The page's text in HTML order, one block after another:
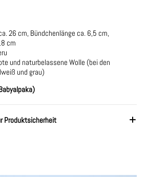
26 cm, Bündchenlänge ca. 6,5 cm,
cm
und naturbelassene Wolle (bei den
und grau)
Produktsicherheit